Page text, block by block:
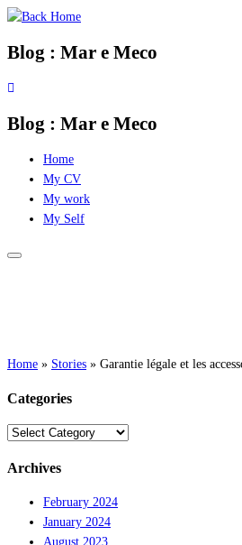
Skip
content
Blog : Mar e Meco
Blog : Mar e Meco
Home
My CV
My work
My Self
Home » Stories » Garantie légale et les
Categories
Categories
Archives
February 2024
January 2024
August 2023